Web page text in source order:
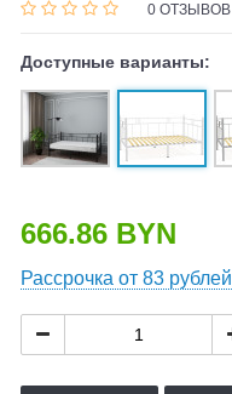
0 ОТЗЫВОВ
Доступные варианты:
666.86 BYN
Рассрочка от 83 рублей